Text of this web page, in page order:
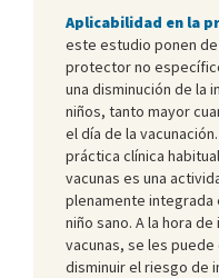
Aplicabilidad en la
este estudio ponen
protector no
una disminución de la
niños, tanto mayor
el día de la
práctica clínica
vacunas es una
plenamente integrada
niño sano. A la hora
vacunas, se les puede
disminuir el riesgo de